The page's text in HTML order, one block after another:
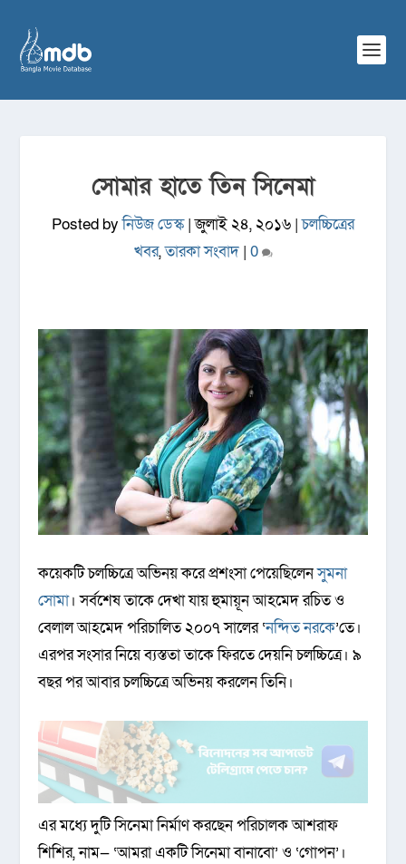
সোমার হাতে তিন সিনেমা
Posted byনিউজ ডেস্ক|জুলাই ২৪, ২০১৬ |চলচ্চিত্রের
খবর,তারকা সংবাদ| 0
কয়েকটি চলচ্চিত্রে অভিনয় করে প্রশংসা পেয়েছিলেনসুমনা
সোমা। সর্বশেষ তাকে দেখা যায় হুমায়ূন আহমেদ রচিত ও
বেলাল আহমেদ পরিচালিত ২০০৭ সালের ‘নন্দিত নরকে’তে।
এরপর সংসার নিয়ে ব্যস্ততা তাকে ফিরতে দেয়নি চলচ্চিত্রে। ৯
বছর পর আবার চলচ্চিত্রে অভিনয় করলেন তিনি।
এর মধ্যে দুটি সিনেমা নির্মাণ করছেন পরিচালক আশরাফ
শিশির, নাম— ‘আমরা একটি সিনেমা বানাবো’ ও ‘গোপন’।